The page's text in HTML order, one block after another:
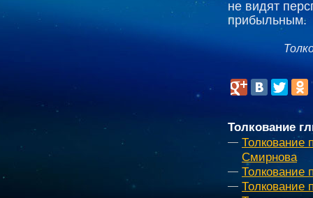
не видят
прибыльным.
Толкование
Толкование
Смирнова
Толкование
Толкование